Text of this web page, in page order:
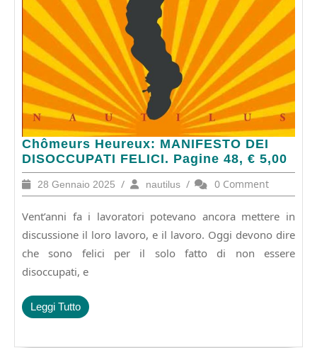
Chômeurs Heureux: MANIFESTO DEI
DISOCCUPATI FELICI. Pagine 48, € 5,00
Chômeurs
Heureux:
MANIFESTO
DEI
FELICI.
Pagine
48,
5,00
28 Gennaio 2025 28
Gennaio
2025
/ nautilusnautilus
/ 0 Comment
Vent’anni fa i lavoratori potevano ancora mettere in
discussione il loro lavoro, e il lavoro. Oggi devono dire
che sono felici per il solo fatto di non essere
disoccupati, e
Leggi TuttoLeggi
Tutto